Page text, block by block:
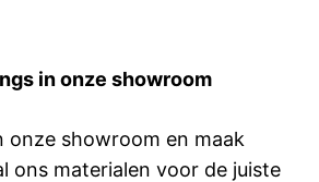
in onze showroom
onze showroom en maak
ons materialen voor de juiste